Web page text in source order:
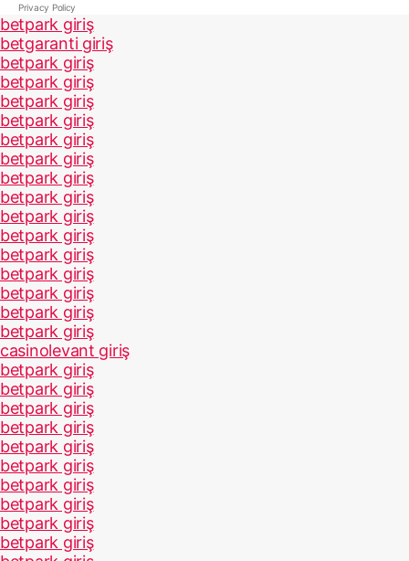
Privacy Policy
betpark giriş
betgaranti giriş
betpark giriş
betpark giriş
betpark giriş
betpark giriş
betpark giriş
betpark giriş
betpark giriş
betpark giriş
betpark giriş
betpark giriş
betpark giriş
betpark giriş
betpark giriş
betpark giriş
betpark giriş
casinolevant giriş
betpark giriş
betpark giriş
betpark giriş
betpark giriş
betpark giriş
betpark giriş
betpark giriş
betpark giriş
betpark giriş
betpark giriş